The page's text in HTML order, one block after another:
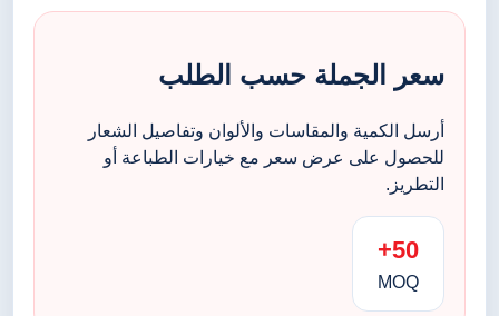
سعر الجملة حسب الطلب
أرسل الكمية والمقاسات والألوان وتفاصيل الشعار
للحصول على عرض سعر مع خيارات الطباعة أو
التطريز.
50+
MOQ